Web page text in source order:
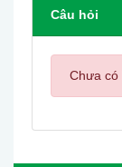
Câu hỏi
Chưa có